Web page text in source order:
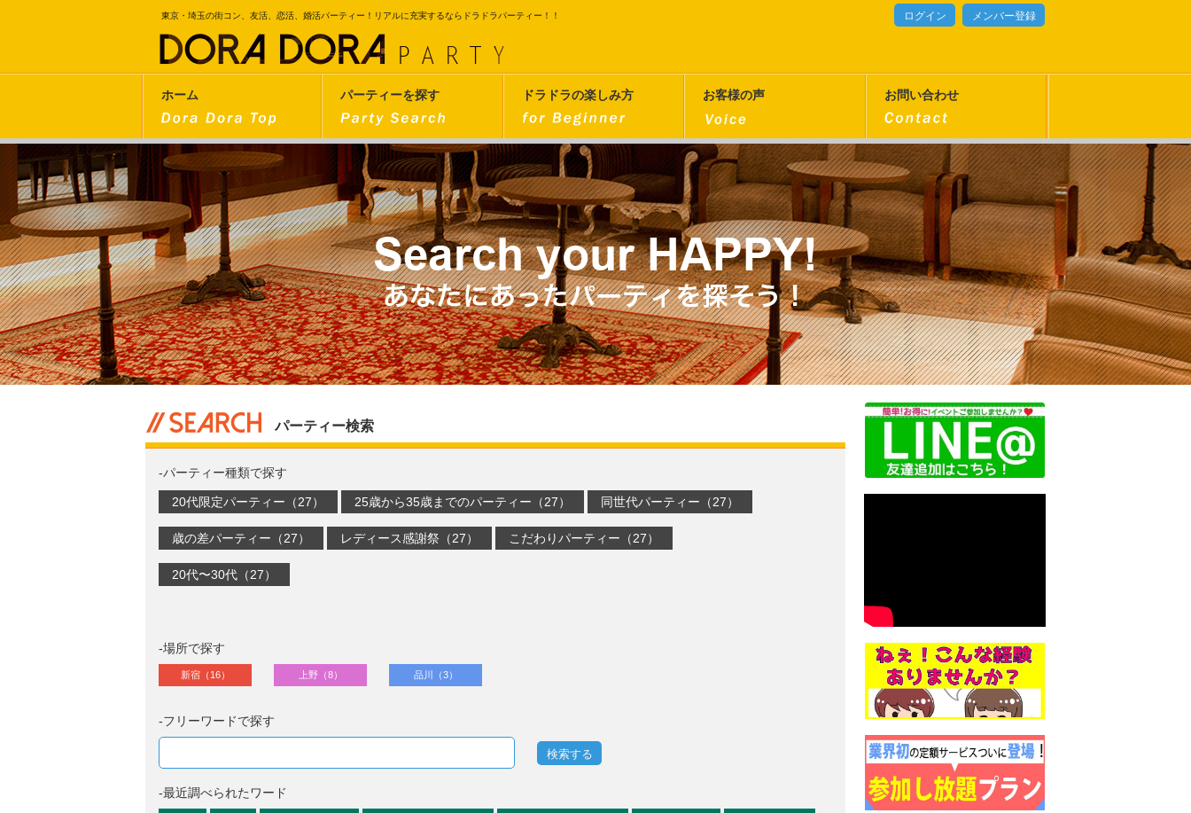
東京・埼玉の街コン、友活、恋活、婚活パーティー！リアルに充実するならドラドラパーティー！！ ログイン メンバー登録
ホーム パーティーを探す ドラドラの楽しみ方 お客様の声 お問い合わせ
パーティー検索
-パーティー種類で探す
20代限定パーティー（27） 25歳から35歳までのパーティー（27） 同世代パーティー（27）
歳の差パーティー（27） レディース感謝祭（27） こだわりパーティー（27）
20代〜30代（27）
-場所で探す
新宿（16） 上野（8） 品川（3）
-フリーワードで探す
検索する
-最近調べられたワード